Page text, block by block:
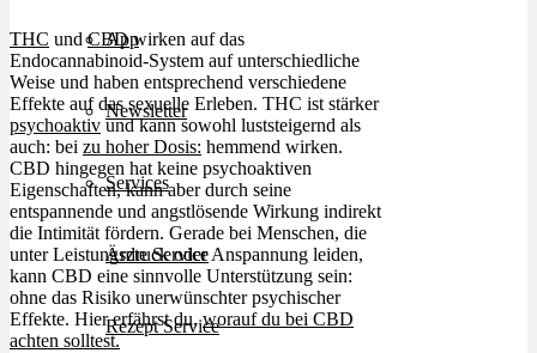
App
Newsletter
Services
Ärzte Service
Rezept Service
THC undCBDwirken auf das
Endocannabinoid-System auf unterschiedliche
Weise und haben entsprechend verschiedene
Effekte auf das sexuelle Erleben. THC ist stärker
psychoaktiv und kann sowohl luststeigernd als
auch: bei zu hoher Dosis: hemmend wirken.
CBD hingegen hat keine psychoaktiven
Eigenschaften, kann aber durch seine
entspannende und angstlösende Wirkung indirekt
die Intimität fördern. Gerade bei Menschen, die
unter Leistungsdruck oder Anspannung leiden,
kann CBD eine sinnvolle Unterstützung sein:
ohne das Risiko unerwünschter psychischer
Effekte. Hier erfährst du,worauf du bei CBD
achten solltest.